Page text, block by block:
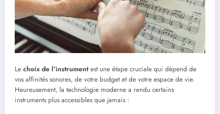
Le choix de l’instrumentest une étape cruciale qui dépend de
vos affinités sonores, de votre budget et de votre espace de vie.
Heureusement, la technologie moderne a rendu certains
instruments plus accessibles que jamais :